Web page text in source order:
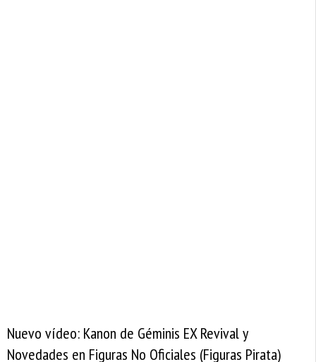
Nuevo vídeo: Kanon de Géminis EX Revival y
Novedades en Figuras No Oficiales (Figuras Pirata)